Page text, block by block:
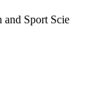
and Sport Scie